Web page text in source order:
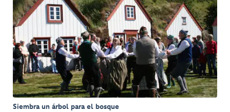
Siembra un árbol para el bosque